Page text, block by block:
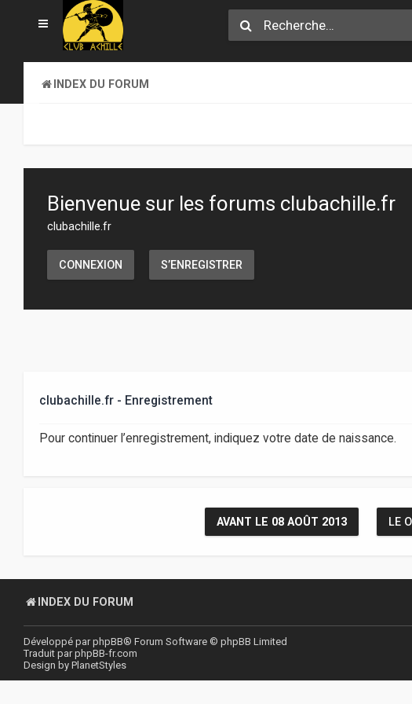
INDEX DU FORUM
Bienvenue sur les forums clubachille.fr
clubachille.fr
CONNEXION S’ENREGISTRER
clubachille.fr - Enregistrement
Pour continuer l’enregistrement, indiquez votre date de naissance.
AVANT LE 08 AOÛT 2013 LE
INDEX DU FORUM
Développé parphpBB® Forum Software © phpBB Limited
Traduit parphpBB-fr.com
Design by PlanetStyles